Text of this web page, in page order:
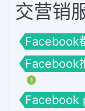
交营销
Facebook
Facebook
1
Facebook